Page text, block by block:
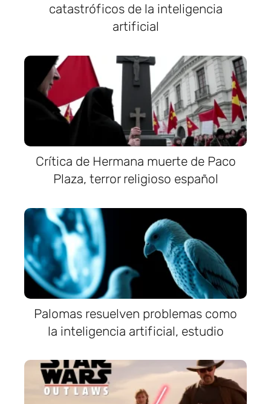
catastróficos de la inteligencia
artificial
Crítica de Hermana muerte de Paco
Plaza, terror religioso español
Palomas resuelven problemas como
la inteligencia artificial, estudio